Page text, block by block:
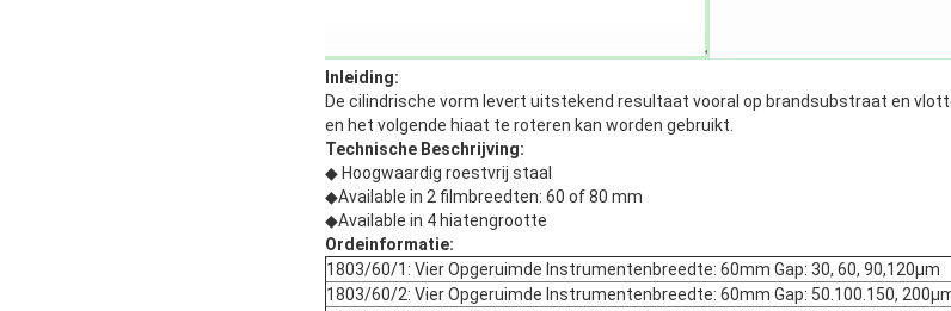
Inleiding:
De cilindrische vorm levert uitstekend resultaat vooral op brandsubstraat en
en het volgende hiaat te roteren kan worden gebruikt.
Technische Beschrijving:
◆ Hoogwaardig roestvrij staal
◆Available in 2 filmbreedten: 60 of 80 mm
◆Available in 4 hiatengrootte
Ordeinformatie:
1803/60/1: Vier Opgeruimde Instrumentenbreedte: 60mm Gap: 30, 60, 90,120µm
1803/60/2: Vier Opgeruimde Instrumentenbreedte: 60mm Gap: 50.100.150,